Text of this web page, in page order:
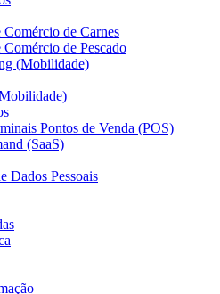
Comércio de Carnes
de Pescado
(Mobilidade)
Pontos de Venda (POS)
(SaaS)
Dados Pessoais